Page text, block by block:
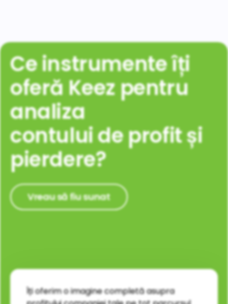
Ce instrumente îți
oferă Keez pentru
analiza
contului de profit și
pierdere?
Vreau să fiu sunat
Îți oferim o imagine completă asupra